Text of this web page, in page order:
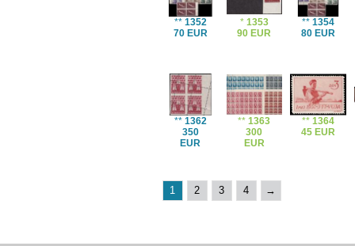
** 1352
70 EUR
* 1353
90 EUR
** 1354
80 EUR
** 1362
350
EUR
**1363
300
EUR
** 1364
45 EUR
1 2 3 4 →